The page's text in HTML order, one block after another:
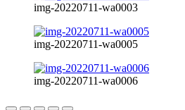
img-20220711-wa0003
img-20220711-wa0005
img-20220711-wa0006